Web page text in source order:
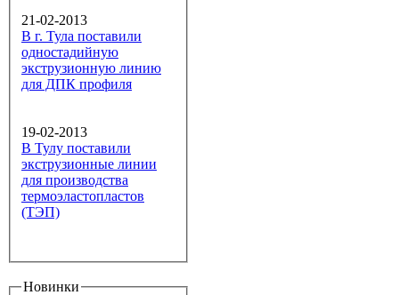
21-02-2013
В г. Тула поставили
одностадийную
экструзионную линию
для ДПК профиля
19-02-2013
В Тулу поставили
экструзионные линии
для производства
термоэластопластов
(ТЭП)
Новинки